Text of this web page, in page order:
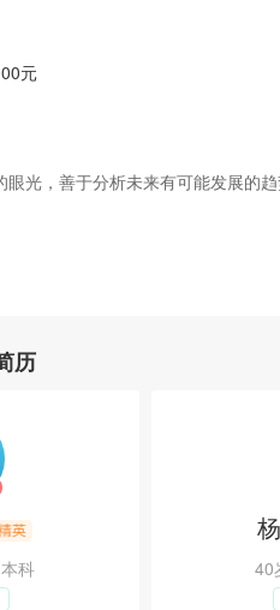
元
光，善于分析未来有可能发展的
历
本科 40